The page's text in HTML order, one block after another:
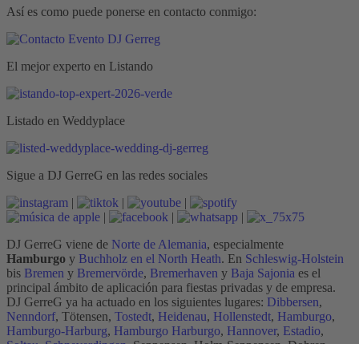
Así es como puede ponerse en contacto conmigo:
El mejor experto en Listando
Listado en Weddyplace
Sigue a DJ GerreG en las redes sociales
|
|
|
|
|
|
DJ GerreG viene de Norte de Alemania, especialmente
Hamburgo y Buchholz en el North Heath. En Schleswig-Holstein
bis Bremen y Bremervörde, Bremerhaven y Baja Sajonia es el
principal ámbito de aplicación para fiestas privadas y de empresa.
DJ GerreG ya ha actuado en los siguientes lugares: Dibbersen,
Nenndorf, Tötensen, Tostedt, Heidenau, Hollenstedt, Hamburgo,
Hamburgo-Harburg, Hamburgo Harburgo, Hannover, Estadio,